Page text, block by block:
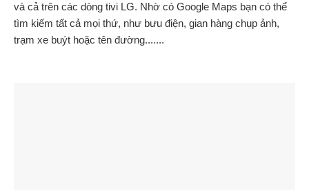
và cả trên các dòng tivi LG. Nhờ có Google Maps bạn có thể
tìm kiếm tất cả mọi thứ, như bưu điện, gian hàng chụp ảnh,
trạm xe buýt hoặc tên đường.......